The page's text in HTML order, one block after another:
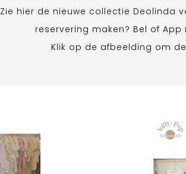
Zie hier de nieuwe collectie Deolinda
reservering maken? Bel of App
Klik op de afbeelding om